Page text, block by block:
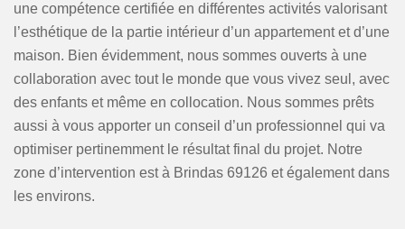
une compétence certifiée en différentes activités valorisant
l’esthétique de la partie intérieur d’un appartement et d’une
maison. Bien évidemment, nous sommes ouverts à une
collaboration avec tout le monde que vous vivez seul, avec
des enfants et même en collocation. Nous sommes prêts
aussi à vous apporter un conseil d’un professionnel qui va
optimiser pertinemment le résultat final du projet. Notre
zone d’intervention est à Brindas 69126 et également dans
les environs.